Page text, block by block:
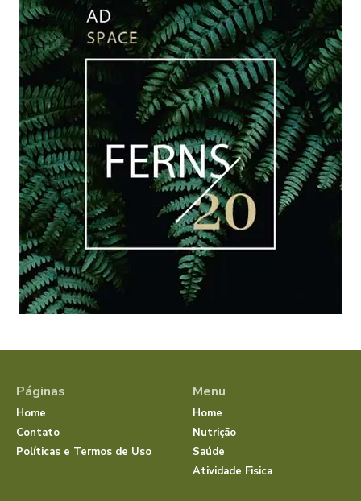
Páginas
Home
Contato
Políticas e Termos de Uso
Menu
Home
Nutrição
Saúde
Atividade Fisica